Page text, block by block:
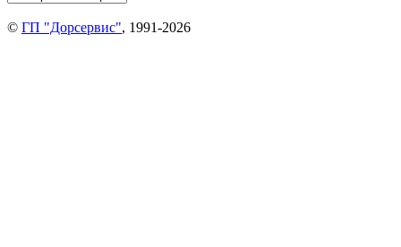
© ГП "Дорсервис", 1991-2026